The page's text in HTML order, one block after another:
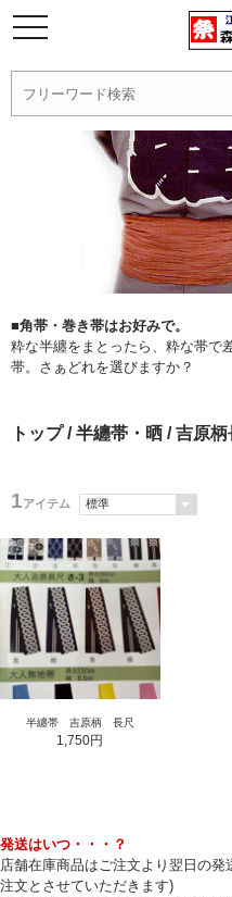
■角帯・巻き帯はお好みで。
粋な半纏をまとったら、粋な帯で
帯。さぁどれを選びますか？
トップ/半纏帯・晒 / 吉原柄
1アイテム
半纏帯 吉原柄 長尺
1,750円
発送はいつ・・・？
店舗在庫商品はご注文より翌日の
注文とさせていただきます)